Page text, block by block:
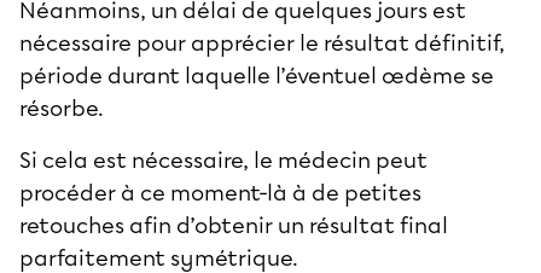
Néanmoins, un délai de quelques jours est
nécessaire pour apprécier le résultat définitif,
période durant laquelle l’éventuel œdème se
résorbe.
Si cela est nécessaire, le médecin peut
procéder à ce moment-là à de petites
retouches afin d’obtenir un résultat final
parfaitement symétrique.